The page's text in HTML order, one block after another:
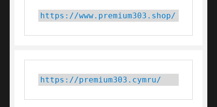
https://www.premium303.shop/
https://premium303.cymru/